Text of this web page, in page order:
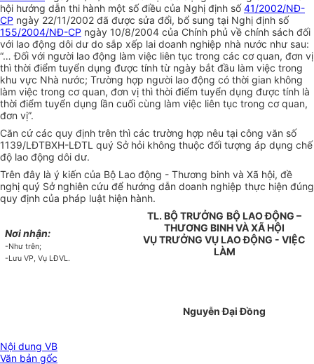
hội hướng dẫn thi hành một số điều của Nghị định số41/2002/NĐ-
CP ngày 22/11/2002 đã được sửa đổi, bổ sung tại Nghị định số
155/2004/NĐ-CP ngày 10/8/2004 của Chính phủ về chính sách đối
với lao động dôi dư do sắp xếp lai doanh nghiệp nhà nước như sau:
“… Đối với người lao động làm việc liên tục trong các cơ quan, đơn vị
thì thời điểm tuyển dụng được tính từ ngày bắt đầu làm việc trong
khu vực Nhà nước; Trường hợp người lao động có thời gian không
làm việc trong cơ quan, đơn vị thì thời điểm tuyển dụng được tính là
thời điểm tuyển dụng lần cuối cùng làm việc liên tục trong cơ quan,
đơn vị”.
Căn cứ các quy định trên thì các trường hợp nêu tại công văn số
1139/LĐTBXH-LĐTL quý Sở hỏi không thuộc đối tượng áp dụng chế
độ lao động dôi dư.
Trên đây là ý kiến của Bộ Lao động - Thương binh và Xã hội, đề
nghị quý Sở nghiên cứu để hướng dẫn doanh nghiệp thực hiện đúng
quy định của pháp luật hiện hành.
Nơi nhận:
-Như trên;
-Lưu VP, Vụ LĐVL.
TL. BỘ TRƯỞNG BỘ LAO ĐỘNG –
THƯƠNG BINH VÀ XÃ HỘI
VỤ TRƯỞNG VỤ LAO ĐỘNG - VIỆC
LÀM
Nguyễn Đại Đồng
Nội dung VB
Văn bản gốc